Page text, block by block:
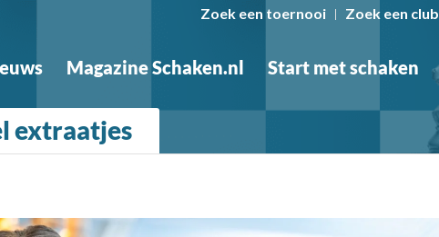
Zoek een toernooi Zoek een club
Magazine Schaken.nl Start met schaken
extraatjes